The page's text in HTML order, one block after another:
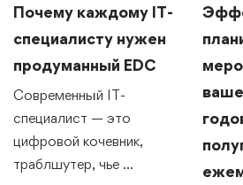
Почему каждому IT-
специалисту нужен
продуманный EDC
Современный IT-
специалист — это
цифровой кочевник,
траблшутер, чье …